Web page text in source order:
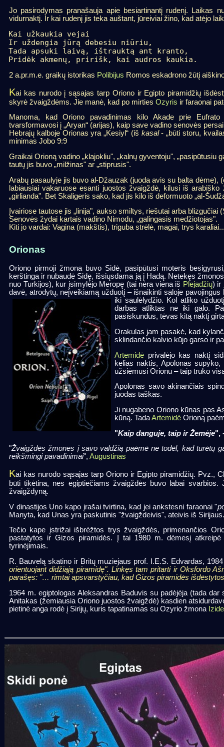
Jo pasirodymas pranašauja apie besiartinantį rudenį. Laikas
vidurnaktį. Ir kai rudenį jis teka auštant, jūreiviai žino, kad atėjo
Kai užkaukia vejai
Ir uždengia jūrą debesiu niūriu,
Tada apsuki laivą, ištrauktą ant kranto,
Pridėk akmenų, pririšk, kai audros kaukia.
2 a.pr.m.e. graikų istorikas Polibijus Romos eskadrono žūtį
Kai kas nurodo į sąsajas tarp Oriono ir Egipto piramidžių
skyrė žvaigždėms. Jie manė, kad po mirties Ozyris ir faraonai
Manoma, kad Oriono pavadinimas kilo Akade prie
tvarsformavosi į „Aryan“ (arijas), kaip save vadino senovės
Hebrajų kalboje Orionas yra „Kesiyl“ (iš kasal- „būti storu,
minimas Jobo 9:9
Graikai Orioną vadino „klajokliu", „kalnų gyventoju", „pasipūtusiu
tautų jis buvo „milžinas" ar „stiprusis".
Arabų pasaulyje jis buvo al-Džauzak (juoda avis su balta dėme),
labiausiai vakaruose esanti juostos žvaigždė, kilusi iš
„girlianda". Bet Skaligeris sako, kad jis kilo iš deformuoto „al-
Įvairiose tautose jis „linija", aukso smiltys, riešutai arba
Senovės žydai kartais vadino Nimodu, „galingasis medžiotojas".
Kiti jo vardai: Vagina (makštis), triguba strėlė, magai, trys
Orionas
Oriono pirmoji žmona buvo Sidė, pasipūtusi moteris
kerštinga ir nubaudė Sidę, išsiųsdama ją į Hadą. Netekęs
nuo Turkijos), kur įsimylėjo Meropę (tai nėra viena iš Plejadžių) ir
davė, atrodytų, neįveikiamą užduotį – išnaikinti saloje
iki saulėlydžio. Kol atliko
darbas atliktas ne iki galo.
pasiskundus, tėvas kitą naktį
Orakulas jam pasakė, kad
sklindančio kalvio kūjo garso ir
Artemidė privalėjo kas naktį
kelias naktis, Apolonas
užsiėmusi Orionu – taip truko
Apolonas savo akinančiais
juodas taškas.
Ji nugabeno Oriono kūnas pas
kūną. TadaArtemidė Orioną
"Kaip danguje, taip ir Žemėje",
"Žvaigždės žmones į savo valdžią paėmė ne todėl, kad turėtų
reikšmingi pavadinimai", Augustinas
Kai kas nurodo sąsajas tarp Oriono ir Egipto piramidžių. Pvz.,
būti tikėtina, nes egiptiečiams žvaigždės buvo labai
žvaigždyną.
V dinastijos Uno kapo įrašai tvirtina, kad jei ankstesni faraonai "
Manyta, kad Unas yra paskutinis "žvaigždeivis", ateivis iš Sirijaus.
Tečio kape įstrižai išbrėžtos trys žvaigždės, primenančios
pastatytos ir Gizos piramidės. Į tai 1980 m. dėmesį atkreipė
tyrinėjimais.
R. Bauvelą skatino ir Britų muziejaus prof. I.E.S. Edvardas,
orientuojant didžiąją piramidę". Linkęs tam pritarti ir Oksfordo
parašęs: "… rimtai apsvarstyčiau, kad Gizos piramidės
1964 m. egiptologas Aleksandras Baduvis su padėjėja (tada
Anitakas (žemiausia Oriono juostos žvaigždė) kasdien
pietinė anga rodė į Sirijų, kuris tapatinamas su Ozyrio žmona Izide